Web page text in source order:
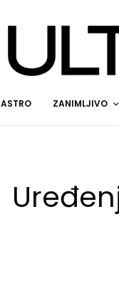
ASTRO ZANIMLJIVO